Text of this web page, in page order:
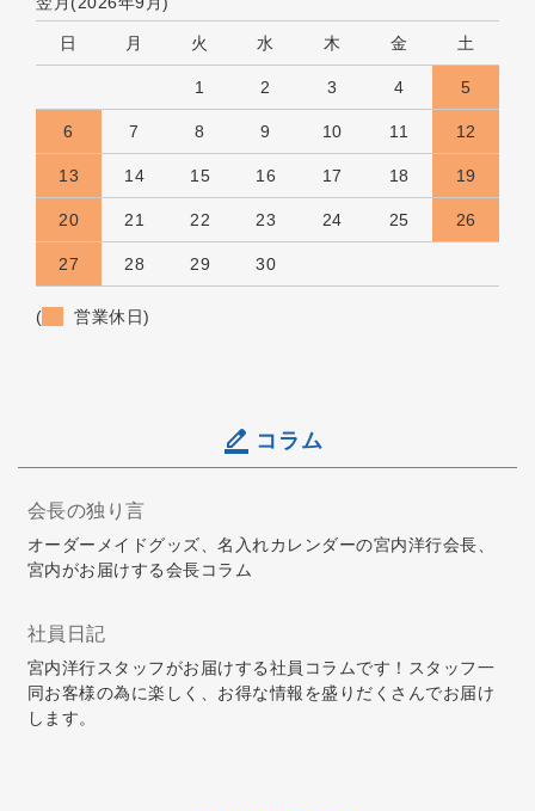
日 月 火 水 木 金 土
1 2 3 4 5
6 7 8 9 10 11 12
13 14 15 16 17 18 19
20 21 22 23 24 25 26
27 28 29 30
( 営業休日)
コラム
会長の独り言
オーダーメイドグッズ、名入れカレンダーの宮内洋行会長、
宮内がお届けする会長コラム
社員日記
宮内洋行スタッフがお届けする社員コラムです！スタッフ一
同お客様の為に楽しく、お得な情報を盛りだくさんでお届け
します。